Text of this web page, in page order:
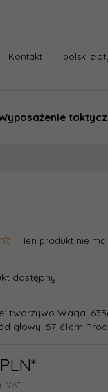
Kontakt currency_h
polski
Ten produkt nie
dostępny!
tworzywo Waga:
głowy: 57-61cm
PLN*
VAT